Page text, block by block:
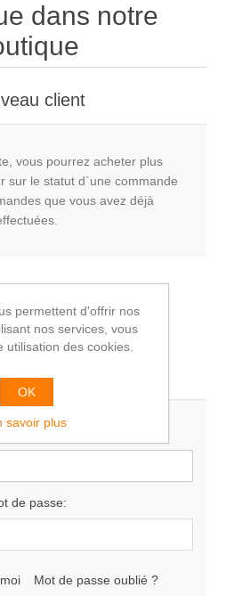
dans notre
client
vous pourrez acheter plus
sur le statut d`une commande
que vous avez déjà
déjà client
E-mail:
de passe:
Mot de passe oublié ?
permettent d'offrir nos
nos services, vous
utilisation des cookies.
OK
savoir plus